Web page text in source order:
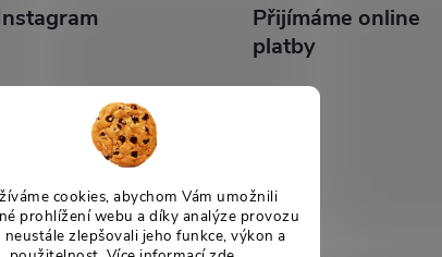
cookies, abychom Vám umožnili
prohlížení webu a díky analýze provozu
neustále zlepšovali jeho funkce, výkon a
Přijímáme online
platby